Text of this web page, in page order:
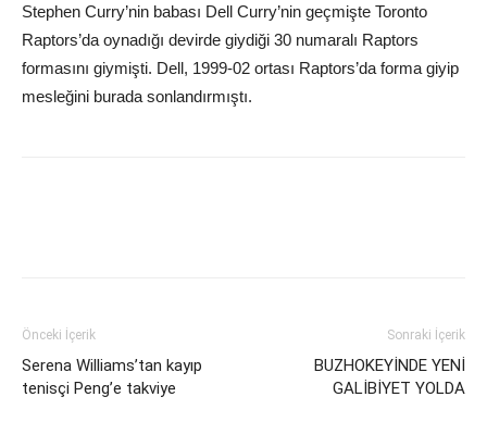
Stephen Curry’nin babası Dell Curry’nin geçmişte Toronto
Raptors’da oynadığı devirde giydiği 30 numaralı Raptors
formasını giymişti. Dell, 1999-02 ortası Raptors’da forma giyip
mesleğini burada sonlandırmıştı.
Önceki İçerik
Serena Williams’tan kayıp
tenisçi Peng’e takviye
Sonraki İçerik
BUZHOKEYİNDE YENİ
GALİBİYET YOLDA